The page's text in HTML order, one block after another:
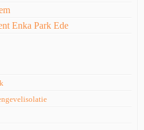
Enka Park Ede